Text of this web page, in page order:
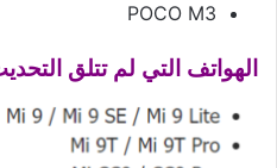
POCO M3
الهواتف التي لم تتلق